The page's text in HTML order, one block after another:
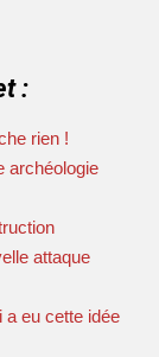
:
rien !
archéologie
attaque
a eu cette idée